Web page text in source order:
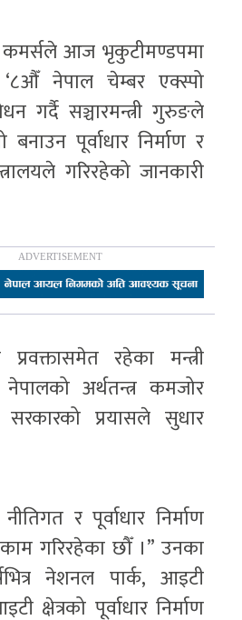
आज भृकुटीमण्डपमा
नेपाल चेम्बर एक्स्पो
गर्दै सञ्चारमन्त्री गुरुङले
बनाउन पूर्वाधार निर्माण र
गरिरहेको जानकारी
रहेका मन्त्री
अर्थतन्त्र कमजोर
सरकारको प्रयासले सुधार
र पूर्वाधार निर्माण
गरिरहेका छौँ ।” उनका
नेशनल पार्क, आइटी
क्षेत्रको पूर्वाधार निर्माण